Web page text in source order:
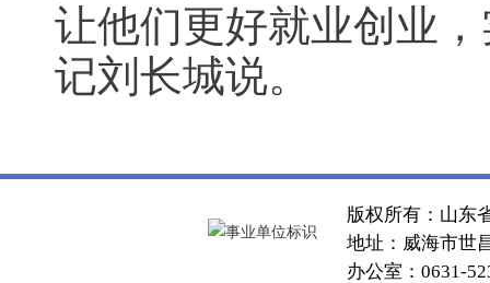
让他们更好就业创业
记刘长城说。
版权所有：山东
地址：威海市世
办公室：0631-